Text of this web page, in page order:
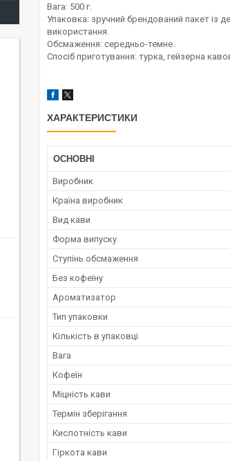
Вага: 500 г.
Упаковка: зручний брендований пакет із
використання.
Обсмаження: середньо-темне.
Спосіб приготування: турка, гейзерна
ХАРАКТЕРИСТИКИ
ОСНОВНІ
Виробник
Країна виробник
Вид кави
Форма випуску
Ступінь обсмаження
Без кофеїну
Ароматизатор
Тип упаковки
Кількість в упаковці
Вага
Кофеїн
Міцність кави
Термін зберігання
Кислотність кави
Гіркота кави